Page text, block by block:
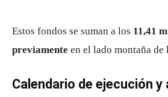
Estos fondos se suman a los 11,41
previamente en el lado montaña de
Calendario de ejecución